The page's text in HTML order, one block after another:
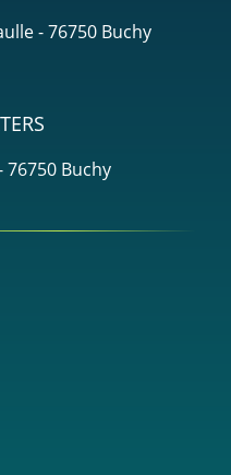
- 76750 Buchy
76750 Buchy